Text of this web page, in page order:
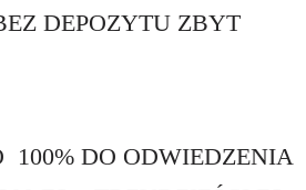
DEPOZYTU ZBYT
100% DO ODWIEDZENIA